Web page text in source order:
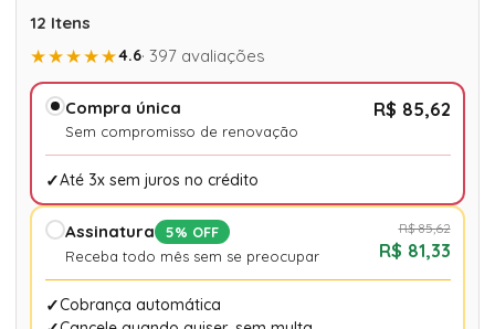
12 Itens
★★★★★4.6· 397 avaliações
Compra única
Sem compromisso de renovação
R$ 85,62
Até 3x sem juros no crédito
Assinatura
5% OFF
Receba todo mês sem se preocupar
R$ 85,62
R$ 81,33
Cobrança automática